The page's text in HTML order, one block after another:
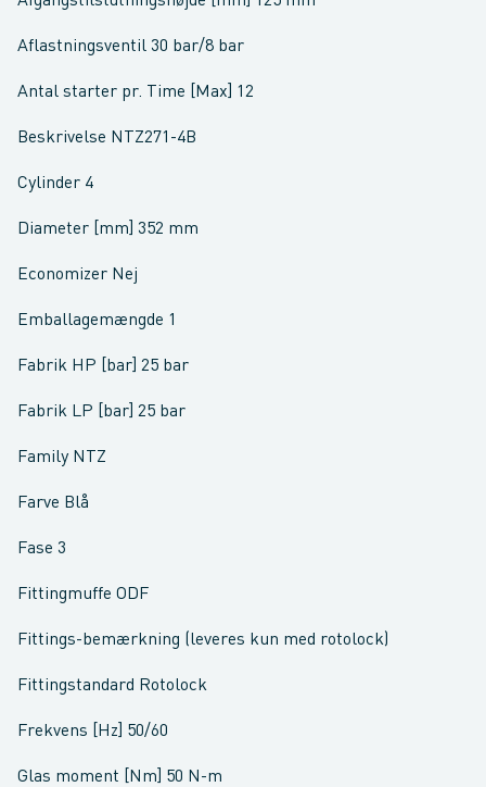
Aflastningsventil 30 bar/8 bar
Antal starter pr. Time [Max] 12
Beskrivelse NTZ271-4B
Cylinder 4
Diameter [mm] 352 mm
Economizer Nej
Emballagemængde 1
Fabrik HP [bar] 25 bar
Fabrik LP [bar] 25 bar
Family NTZ
Farve Blå
Fase 3
Fittingmuffe ODF
Fittings-bemærkning (leveres kun med rotolock)
Fittingstandard Rotolock
Frekvens [Hz] 50/60
Glas moment [Nm] 50 N-m